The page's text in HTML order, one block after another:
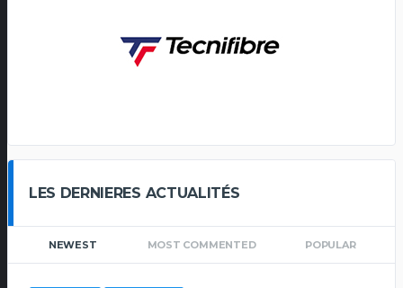
LES DERNIERES ACTUALITÉS
NEWEST MOST COMMENTED POPULAR